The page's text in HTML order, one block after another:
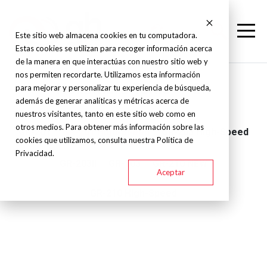
Este sitio web almacena cookies en tu computadora.
Estas cookies se utilizan para recoger información acerca
de la manera en que interactúas con nuestro sitio web y
nos permiten recordarte. Utilizamos esta información
para mejorar y personalizar tu experiencia de búsqueda,
además de generar analíticas y métricas acerca de
nuestros visitantes, tanto en este sitio web como en
otros medios. Para obtener más información sobre las
cookies que utilizamos, consulta nuestra Política de
Privacidad.
Aceptar
Nakamura Tome - - GR
GR-201 GR-201 High-Speed GR-203 High-Speed
GR-103 GR-210 NEW